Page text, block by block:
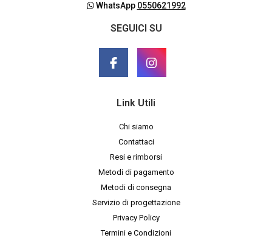
WhatsApp 0550621992
SEGUICI SU
Link Utili
Chi siamo
Contattaci
Resi e rimborsi
Metodi di pagamento
Metodi di consegna
Servizio di progettazione
Privacy Policy
Termini e Condizioni